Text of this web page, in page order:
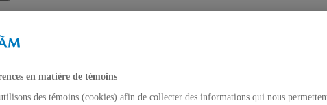
en matière de témoins
des témoins (cookies) afin de collecter des informations qui nous